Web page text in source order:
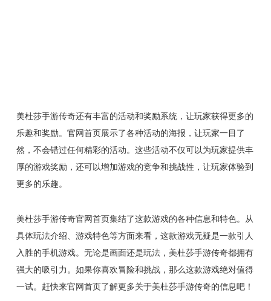
美杜莎手游传奇还有丰富的活动和奖励系统，让玩家获得更多的
乐趣和奖励。官网首页展示了各种活动的海报，让玩家一目了
然，不会错过任何精彩的活动。这些活动不仅可以为玩家提供丰
厚的游戏奖励，还可以增加游戏的竞争和挑战性，让玩家体验到
更多的乐趣。
美杜莎手游传奇官网首页集结了这款游戏的各种信息和特色。从
具体玩法介绍、游戏特色等方面来看，这款游戏无疑是一款引人
入胜的手机游戏。无论是画面还是玩法，美杜莎手游传奇都拥有
强大的吸引力。如果你喜欢冒险和挑战，那么这款游戏绝对值得
一试。赶快来官网首页了解更多关于美杜莎手游传奇的信息吧！